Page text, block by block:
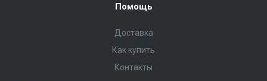
Помощь
Доставка
Как купить
Контакты